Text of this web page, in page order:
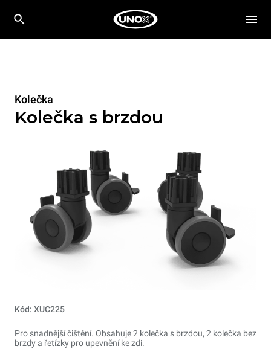
Kolečka
Kolečka s brzdou
Kód: XUC225
Pro snadnější čištění. Obsahuje 2 kolečka s brzdou, 2 kolečka bez
brzdy a řetízky pro upevnění ke zdi.